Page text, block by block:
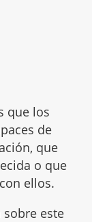
que los
de
que
o que
ellos.
este